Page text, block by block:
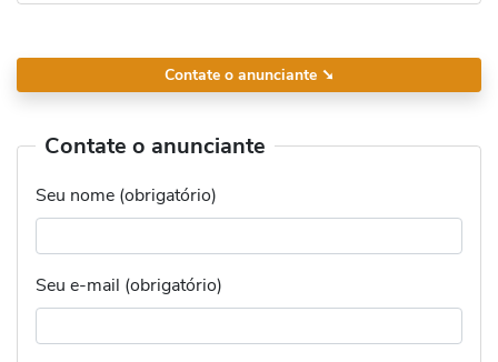
Contate o anunciante ➘
Contate o anunciante
Seu nome (obrigatório)
Seu e-mail (obrigatório)